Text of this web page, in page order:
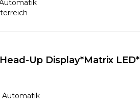
Up Display*Matrix LED*
Automatik